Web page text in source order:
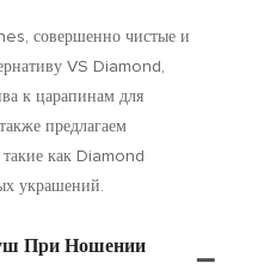
совершенно чистые и
VS Diamond,
к царапинам для
предлагаем
такие как Diamond
украшений.
При Ношении